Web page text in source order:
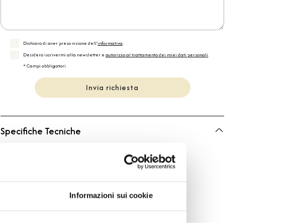
Informazioni sui cookie
Dichiaro di aver preso visione dell'informativa.
Desidero iscrivermi alla newsletter e autorizzo al trattamento dei miei dati personali.
* Campi obbligatori
Invia richiesta
Specifiche Tecniche
Dada Arrigoni
Donna